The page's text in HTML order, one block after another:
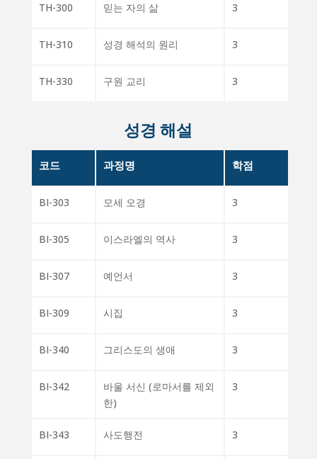
TH-300 믿는 자의 삶 3
TH-310 성경 해석의 원리 3
TH-330 구원 교리 3
성경 해설
코드 과정명 학점
BI-303 모세 오경 3
BI-305 이스라엘의 역사 3
BI-307 예언서 3
BI-309 시집 3
BI-340 그리스도의 생애 3
BI-342
바울 서신 (로마서를 제외
한)
3
BI-343 사도행전 3